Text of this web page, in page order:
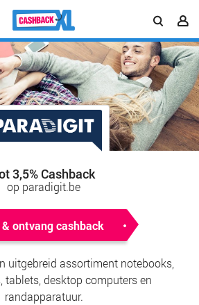
3,5% Cashback
op paradigit.be
ontvang cashback
uitgebreid assortiment notebooks,
tablets, desktop computers en
randapparatuur.